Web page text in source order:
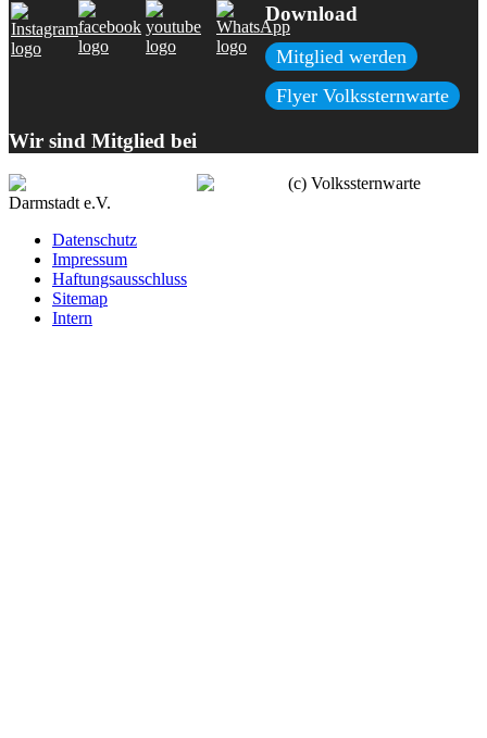
Download
Mitglied werden
Flyer Volkssternwarte
Wir sind Mitglied bei
(c) Volkssternwarte
Darmstadt e.V.
Datenschutz
Impressum
Haftungsausschluss
Sitemap
Intern